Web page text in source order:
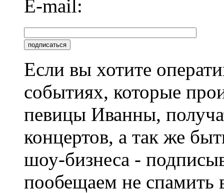
E-mail:
Если вы хотите
событиях, которые
певицы Иванны,
концертов, а так же
шоу-бизнеса -
пообещаем не спамить